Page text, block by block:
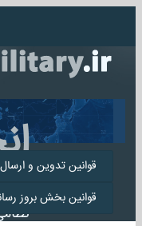
قوانین تدوین و
قوانین بخش بروز